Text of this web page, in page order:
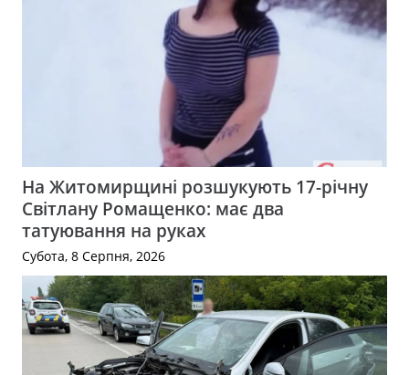
На Житомирщині розшукують 17-річну
Світлану Ромащенко: має два
татуювання на руках
Субота, 8 Серпня, 2026